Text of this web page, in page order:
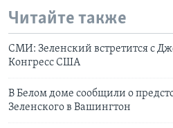
Читайте также
СМИ: Зеленский встретится с
Конгресс США
В Белом доме сообщили о
Зеленского в Вашингтон